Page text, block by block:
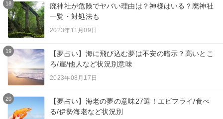
18
廃神社が危険でヤバい理由は？神様はいる？廃神社
一覧・対処法も
2023年11月09日
19
【夢占い】海に飛び込む夢は不安の暗示？高いとこ
ろ/崖/他人など状況別意味
2023年08月17日
20
【夢占い】海老の夢の意味27選！エビフライ/食べ
る/伊勢海老など状況別